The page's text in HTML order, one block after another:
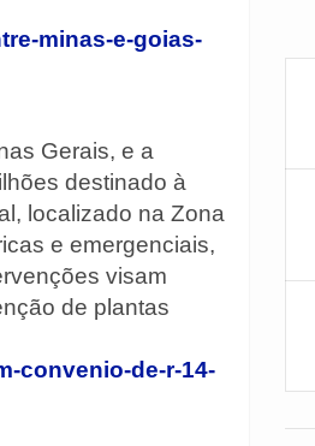
minas-e-goias-
Gerais, e a
destinado à
localizado na Zona
e emergenciais,
visam
de plantas
convenio-de-r-14-